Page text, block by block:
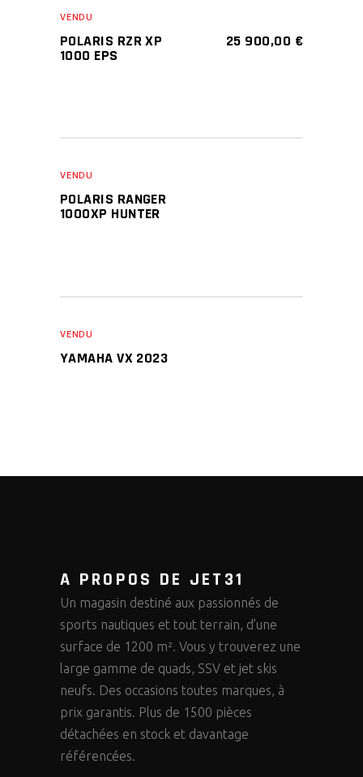
VENDU
POLARIS RZR XP
1000 EPS
25 900,00 €
VENDU
POLARIS RANGER
1000XP HUNTER
VENDU
YAMAHA VX 2023
A PROPOS DE JET31
Un magasin destiné aux passionnés de
sports nautiques et tout terrain, d’une
surface de 1200 m². Vous y trouverez une
large gamme de quads, SSV et jet skis
neufs. Des occasions toutes marques, à
prix garantis. Plus de 1500 pièces
détachées en stock et davantage
référencées.